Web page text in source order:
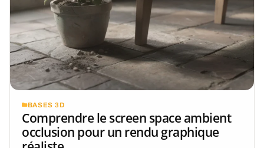
BASES 3D
Comprendre le screen space ambient
occlusion pour un rendu graphique